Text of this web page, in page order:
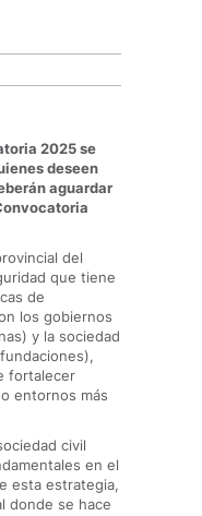
2025 se
deseen
aguardar
del
que tiene
de
los gobiernos
y la sociedad
fortalecer
entornos más
civil
en el
esta estrategia,
donde se hace